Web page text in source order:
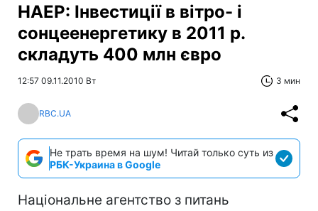
НАЕР: Інвестиції в вітро- і
сонцеенергетику в 2011 р.
складуть 400 млн євро
12:57 09.11.2010 Вт 3 мин
RBC.UA
Не трать время на шум! Читай только суть из
РБК-Украина в Google
Національне агентство з питань